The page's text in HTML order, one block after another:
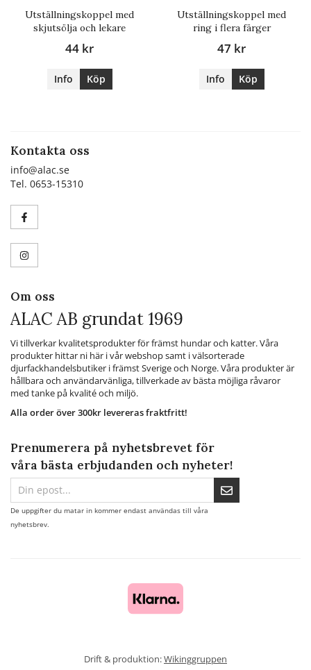
Utställningskoppel med
skjutsölja och lekare
44 kr
Info Köp
Utställningskoppel med
ring i flera färger
47 kr
Info Köp
Kontakta oss
info@alac.se
Tel. 0653-15310
Om oss
ALAC AB grundat 1969
Vi tillverkar kvalitetsprodukter för främst hundar och katter. Våra
produkter hittar ni här i vår webshop samt i välsorterade
djurfackhandelsbutiker i främst Sverige och Norge. Våra produkter är
hållbara och användarvänliga, tillverkade av bästa möjliga råvaror
med tanke på kvalité och miljö.
Alla order över 300kr levereras fraktfritt!
Prenumerera på nyhetsbrevet för
våra bästa erbjudanden och nyheter!
De uppgifter du matar in kommer endast användas till våra
nyhetsbrev.
Drift & produktion:Wikinggruppen